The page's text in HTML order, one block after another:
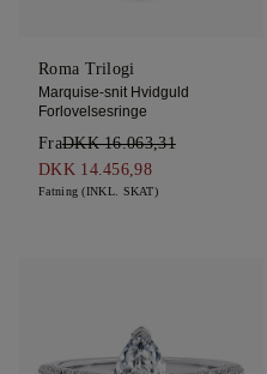
Roma Trilogi
Marquise-snit Hvidguld
Forlovelsesringe
FraDKK 16.063,31
DKK 14.456,98
Fatning (INKL. SKAT)